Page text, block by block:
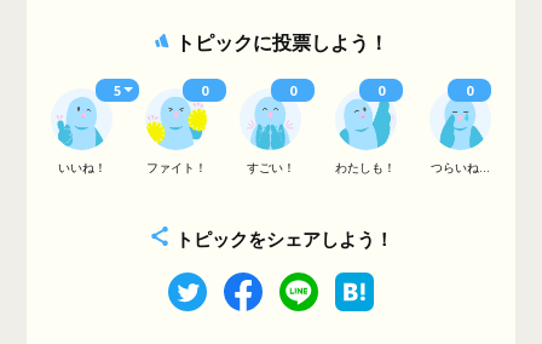
トピックに投票しよう！
いいね！ ファイト！ すごい！ わたしも！ つらいね...
5 0 0 0 0
トピックをシェアしよう！